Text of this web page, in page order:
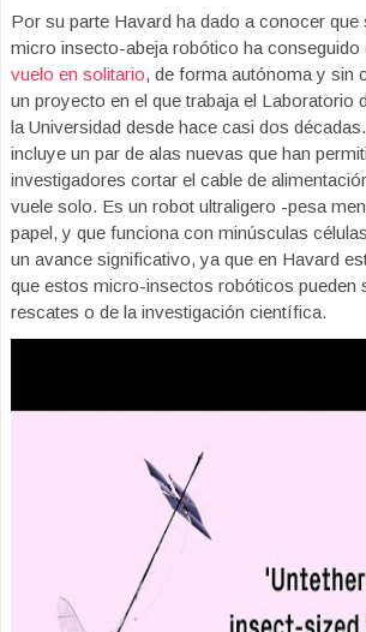
Por su parte Havard ha dado a conocer
micro insecto-abeja robótico ha conseguido
vuelo en solitario, de forma autónoma y sin
un proyecto en el que trabaja el Laboratorio
la Universidad desde hace casi dos
incluye un par de alas nuevas que han
investigadores cortar el cable de
vuele solo. Es un robot ultraligero -pesa
papel, y que funciona con minúsculas
un avance significativo, ya que en Havard
que estos micro-insectos robóticos pueden
rescates o de la investigación científica.